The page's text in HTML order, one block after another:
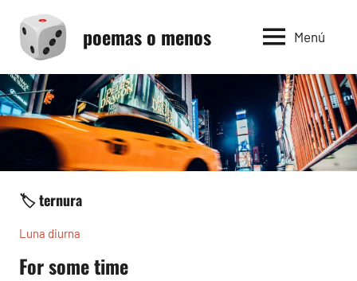
contenido
poemas o menos Menú
🏷️ ternura
Luna diurna
For some time